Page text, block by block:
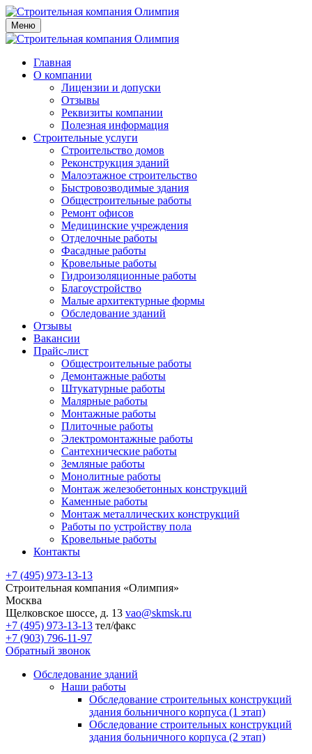
Меню
Главная
О компании
Лицензии и допуски
Отзывы
Реквизиты компании
Полезная информация
Строительные услуги
Строительство домов
Реконструкция зданий
Малоэтажное строительство
Быстровозводимые здания
Общестроительные работы
Ремонт офисов
Медицинские учреждения
Отделочные работы
Фасадные работы
Кровельные работы
Гидроизоляционные работы
Благоустройство
Малые архитектурные формы
Обследование зданий
Отзывы
Вакансии
Прайс-лист
Общестроительные работы
Демонтажные работы
Штукатурные работы
Малярные работы
Монтажные работы
Плиточные работы
Электромонтажные работы
Сантехнические работы
Земляные работы
Монолитные работы
Монтаж железобетонных конструкций
Каменные работы
Монтаж металлических конструкций
Работы по устройству пола
Кровельные работы
Контакты
+7 (495) 973-13-13
Строительная компания «Олимпия»
Москва
Щелковское шоссе, д. 13 vao@skmsk.ru
+7 (495) 973-13-13 тел/факс
+7 (903) 796-11-97
Обратный звонок
Обследование зданий
Наши работы
Обследование строительных конструкций
здания больничного корпуса (1 этап)
Обследование строительных конструкций
здания больничного корпуса (2 этап)